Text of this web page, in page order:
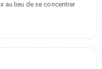
au lieu de se concentrer